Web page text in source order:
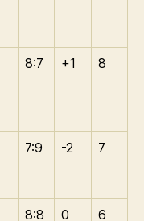
8:7 +1 8
7:9 -2 7
8:8 0 6